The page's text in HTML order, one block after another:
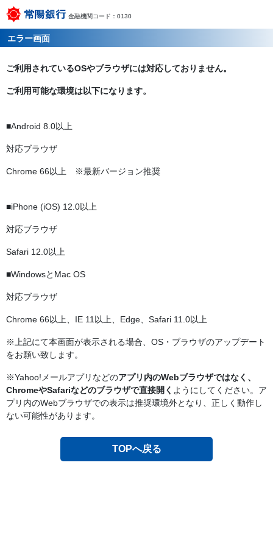
金融機関コード：0130
エラー画面
ご利用されているOSやブラウザには対応しておりません。
ご利用可能な環境は以下になります。
■Android 8.0以上
対応ブラウザ
Chrome 66以上 ※最新バージョン推奨
■iPhone (iOS) 12.0以上
対応ブラウザ
Safari 12.0以上
■WindowsとMac OS
対応ブラウザ
Chrome 66以上、IE 11以上、Edge、Safari 11.0以上
※上記にて本画面が表示される場合、OS・ブラウザのアップデート
をお願い致します。
※Yahoo!メールアプリなどのアプリ内のWebブラウザではなく、
ChromeやSafariなどのブラウザで直接開く ようにしてください。ア
プリ内のWebブラウザでの表示は推奨環境外となり、正しく動作し
ない可能性があります。
TOPへ戻る